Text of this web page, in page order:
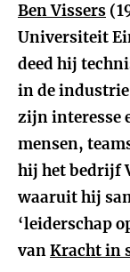
Ben Vissers
Universiteit
deed hij
in de
zijn interesse
mensen,
hij het bedrijf
waaruit hij
‘leiderschap
vanKracht in